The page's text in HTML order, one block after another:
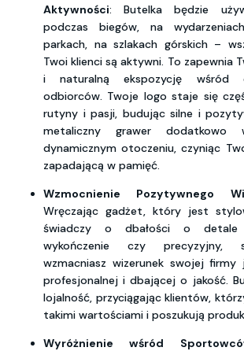
Aktywności: Butelka będzie
podczas biegów, na
parkach, na szlakach górskich –
Twoi klienci są aktywni. To zapewnia
i naturalną ekspozycję wśród
odbiorców. Twoje logo staje się
rutyny i pasji, budując silne i
metaliczny grawer
dynamicznym otoczeniu, czyniąc
zapadającą w pamięć.
Wzmocnienie Pozytywnego
Wręczając gadżet, który jest
świadczy o dbałości o detale
wykończenie czy precyzyjny,
wzmacniasz wizerunek swojej firmy
profesjonalnej i dbającej o jakość.
lojalność, przyciągając klientów,
takimi wartościami i poszukują
Wyróżnienie wśród